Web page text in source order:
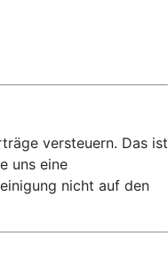
versteuern. Das ist
uns eine
nicht auf den